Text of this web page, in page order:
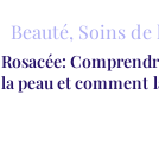
Beauté, Soins de
Rosacée:
la peau et comment